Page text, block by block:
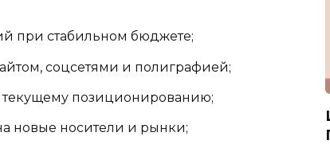
при стабильном бюджете;
соцсетями и полиграфией;
текущему позиционированию;
новые носители и рынки;